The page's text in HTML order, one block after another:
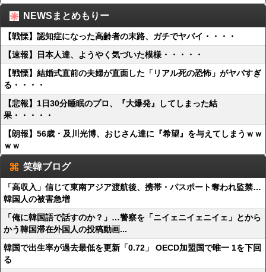
NEWSまとめもりー
【戦慄】認知症になった高齢者の末路、ガチでヤバイ・・・・
【速報】日本人達、ようやく気づいた模様・・・・・
【戦慄】結婚式直前の夫婦が直面した「リアル死の恐怖」がヤバすぎ
る・・・・
【悲報】1日30分睡眠のプロ、『大爆発』してしまった結
果・・・・・
【朗報】56歳・及川光博、おじさん達に『希望』を与えてしまうｗｗ
ｗｗ
笑韓ブログ
「高収入」信じて東南アジア渡航後、携帯・パスポート奪われ監禁…
韓国人の被害急増
「俺に韓国語で話すのか？」…警察を「ニイェニイェニイェ」とから
かう韓国滞在外国人の投稿動画...
韓国で出生率が過去最低を更新「0.72」 OECD加盟国で唯一 1を下回
る